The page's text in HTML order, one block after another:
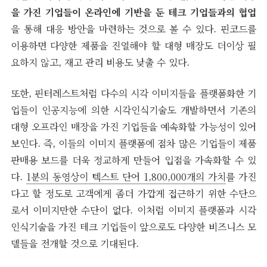
을 가진 기업들이 온라인에 기반을 둔 테크 기업들과의 협업
을 통해 대응 방안을 마련하는 것으로 볼 수 있다. 핀코드를
이용하면 다양한 제품을 진열해야 할 대형 매장도 더이상 필
요하지 않고, 재고 관리 비용도 낮출 수 있다.
또한, 핀터레스트처럼 다수의 시각 이미지들을 플랫폼화한 기
업들이 인공지능에 의한 시각인식기술도 개발하면서 기존의
대형 오프라인 매장을 가진 기업들을 예속화할 가능성이 있어
보인다. 즉, 이들의 이미지 플랫폼에 점차 많은 기업들이 제품
판매용 보드를 더욱 정교하게 만들어 입점을 가속화할 수 있
다. 1분의 동영상이 텍스트 단어 1,800,000개의가치를 가진
다고 할 정도로 고객에게 좀더 가깝게 접근하기 위한 수단으
로서 이미지만한 수단이 없다. 이처럼 이미지 플랫폼과 시각
인식기술을 가진 테크 기업들이 앞으로도 다양한 비즈니스 모
델들을 전개할 것으로 기대된다.